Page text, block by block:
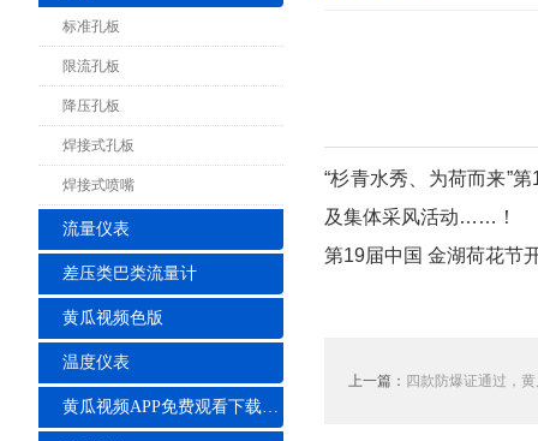
标准孔板
限流孔板
降压孔板
焊接式孔板
焊接式喷嘴
流量仪表
差压类巴类流量计
黄瓜视频色版
温度仪表
黄瓜视频APP免费观看下载安装
“杉青水秀、为荷而来”
及集体采风活动……！
第19届中国 金湖荷花节
上一篇： 四款防爆证通过，